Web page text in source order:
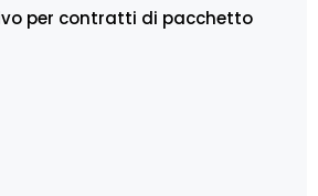
per contratti di pacchetto